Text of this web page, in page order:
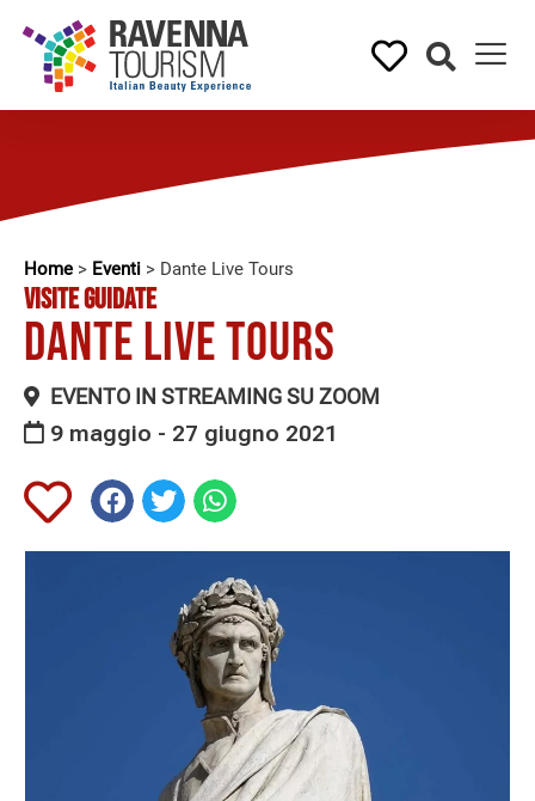
Home > Eventi > Dante Live Tours
VISITE GUIDATE
Dante Live Tours
EVENTO IN STREAMING SU ZOOM
9 maggio - 27 giugno 2021